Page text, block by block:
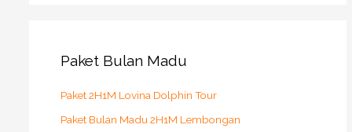
o
r
Paket Bulan Madu
Paket 2H1M Lovina Dolphin Tour
Paket Bulan Madu 2H1M Lembongan